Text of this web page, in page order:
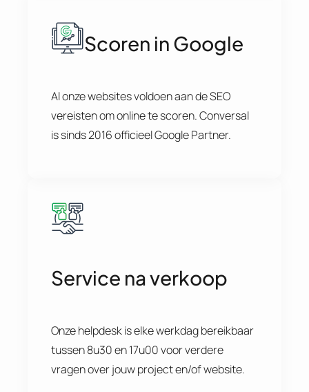
Scoren in Google
Al onze websites voldoen aan de SEO
vereisten om online te scoren. Conversal
is sinds 2016 officieel Google Partner.
Service na verkoop
Onze helpdesk is elke werkdag bereikbaar
tussen 8u30 en 17u00 voor verdere
vragen over jouw project en/of website.